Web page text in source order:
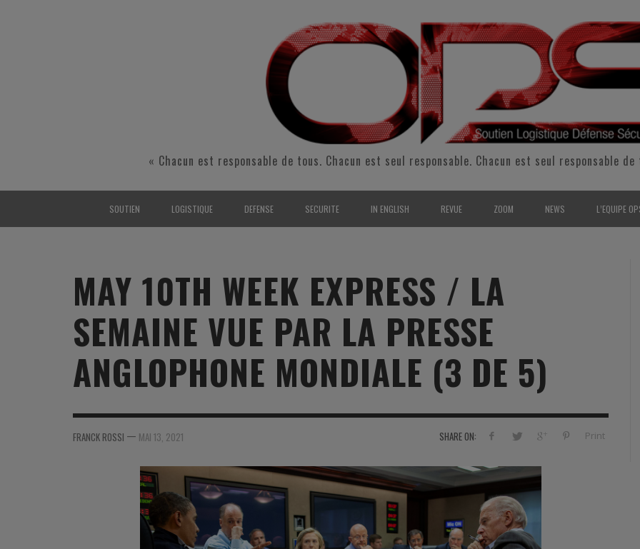
« Chacun est responsable de tous. Chacun est seul responsable. Chacun est seul responsable
SOUTIEN
AIR
MER
SOUTIEN SANTÉ
SOUTIEN CARBURANT
MCO
INDUSTRIES
ARMÉES ÉTRANGÈRES
LOGISTIQUE
FORMATION/ ENTRAÎNEMENT
INDUSTRIES
ARMÉES ÉTRANGÈRES
DEFENSE
AIR
MER
FORMATION/ ENTRAÎNEMENT
INDUSTRIES
ARMÉES ÉTRANGÈRES
SECURITE
FORMATION/ ENTRAÎNEMENT
SURVIE
AUTONOMIE
SPORT
SÉCURITÉ PRIVÉE
FORCES DE SÉCURITÉ ÉTRANGÈRES
IN ENGLISH
DEFENSE
SECURITY
TRAINING
SURVIVAL / AUTONOMY / SPORT
INDUSTRIES
REVUE ZOOM
ANALYSE
LE COIN DE LA « REDACCHEF »
L’ŒIL DE ROMAIN PETIT
JEUNES AUTEURS
VIDÉO
PODCAST
EVÈNEMENT
NEWS
2015
L’EQUIPE
POUR
MAY 10TH WEEK EXPRESS / LA
SEMAINE VUE PAR LA PRESSE
ANGLOPHONE MONDIALE (3 DE 5)
SHARE ON: Print
FRANCK ROSSI — MAI 13, 2021